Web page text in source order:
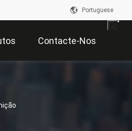
Portuguese
Contacte-Nos